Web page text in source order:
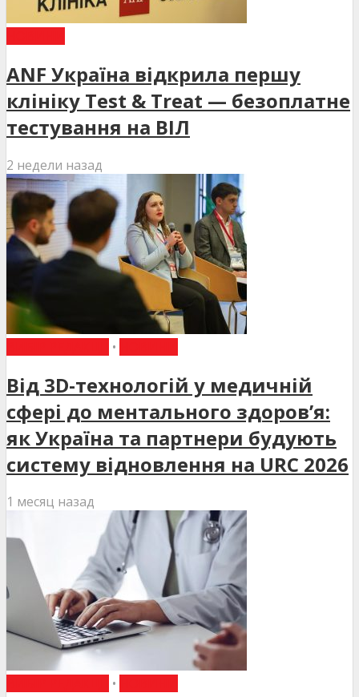
ANF Україна відкрила першу
клініку Test & Treat — безоплатне
тестування на ВІЛ
2 недели назад
•
Від 3D-технологій у медичній
сфері до ментального здоров’я:
як Україна та партнери будують
систему відновлення на URC 2026
1 месяц назад
•